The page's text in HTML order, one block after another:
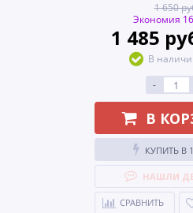
1 650
Экономия
1 485
В
-
В
КУПИТЬ В
НАШЛИ
СРАВНИТЬ